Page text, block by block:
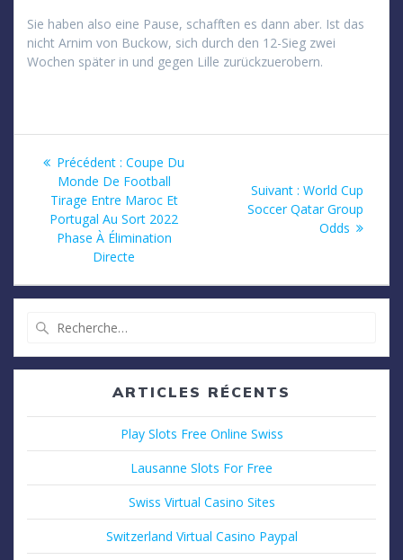
Sie haben also eine Pause, schafften es dann aber. Ist das
nicht Arnim von Buckow, sich durch den 12-Sieg zwei
Wochen später in und gegen Lille zurückzuerobern.
Navigation
l’article
Précédent : Article
précédent
:
Coupe Du
Monde De Football
Tirage Entre Maroc Et
Portugal Au Sort 2022
Phase À Élimination
Directe
Suivant : Article
suivant
World Cup
Soccer Qatar Group
Odds
:
ARTICLES RÉCENTS
Play Slots Free Online Swiss
Lausanne Slots For Free
Swiss Virtual Casino Sites
Switzerland Virtual Casino Paypal